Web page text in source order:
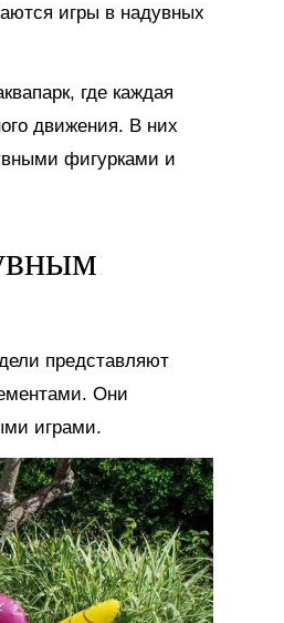
игры в надувных
где каждая
движения. В них
фигурками и
представляют
Они
играми.